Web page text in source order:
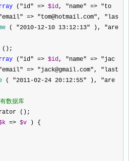
( "id" => $id, "name" => "to
email" => "tom@hotmail.com", " las
( "2010-12-10 13:12:13" ), "are
();
( "id" => $id, "name" => "jac
email" => "jack@gmail.com", " last
( "2011-02-24 20:12:55" ), "are
数据库
();
=> $v ) {